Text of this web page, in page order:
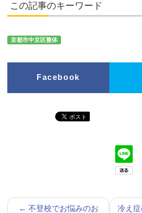
この記事のキーワード
京都市中京区整体
Facebook
← 不登校でお悩みのお
冷え